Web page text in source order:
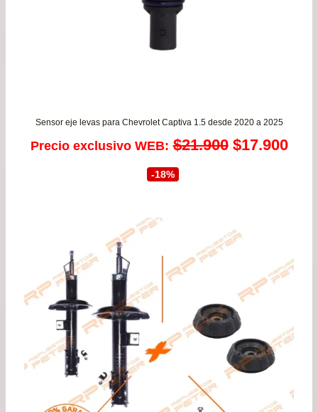
Sensor eje levas para Chevrolet Captiva 1.5 desde 2020 a 2025
Precio exclusivo WEB: $21.900 El
era:
$21.900.
$17.900El
-18%